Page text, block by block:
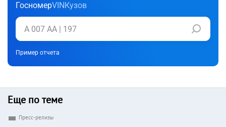
ГосномерVIN Кузов
Пример отчета
Еще по теме
Пресс-релизы